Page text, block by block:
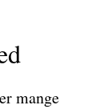
mange